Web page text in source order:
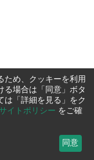
ため、クッキーを利用
る場合は「同意」ボタ
は「詳細を見る」をク
イトポリシー をご確
同意